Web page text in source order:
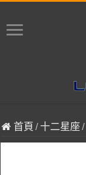
首頁 / 十二星座 /